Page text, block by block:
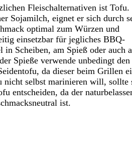
Fleischalternativen ist Tofu.
Sojamilch, eignet er sich durch
optimal zum Würzen und
einsetzbar für jegliches BBQ-
in Scheiben, am Spieß oder auch
Spieße verwende unbedingt den
da dieser beim Grillen
nicht selbst marinieren will, sollte
entscheiden, da der
ist.